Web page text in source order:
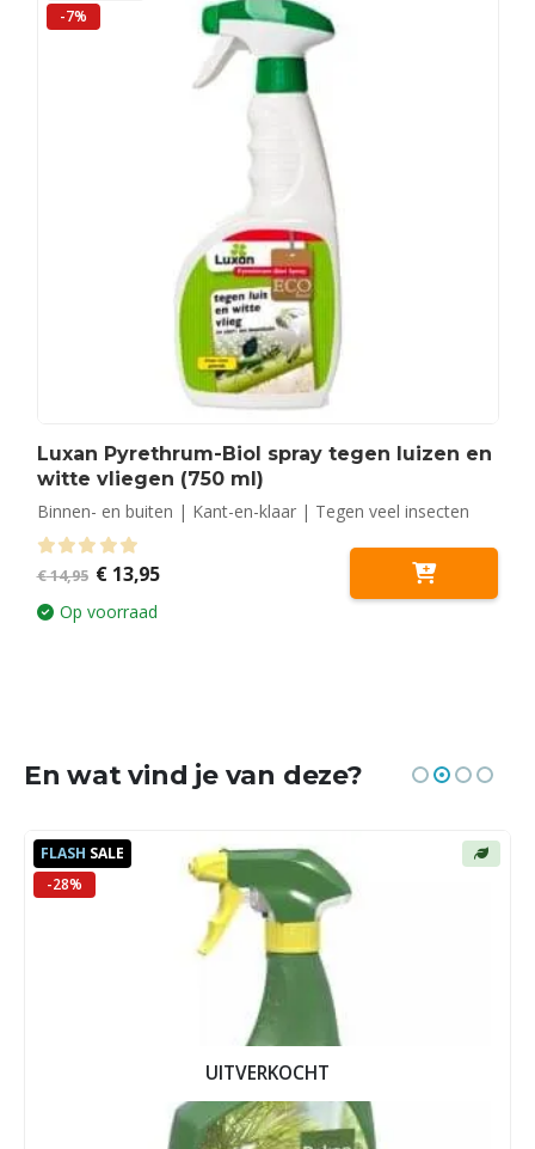
-7%
Luxan Pyrethrum-Biol spray tegen luizen en
witte vliegen (750 ml)
Binnen- en buiten | Kant-en-klaar | Tegen veel insecten
0 out of 5
€14,95 Oorspronkelijke
prijs
was:
€ 14,95.
€ 13,95Huidige
Op voorraad
En wat vind je van deze?
FLASH SALE
-28%
UITVERKOCHT